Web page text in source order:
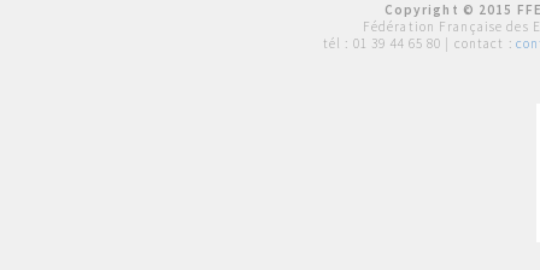
Copyright © 2015
Fédération Française des
tél : 01 39 44 65 80 | contact :